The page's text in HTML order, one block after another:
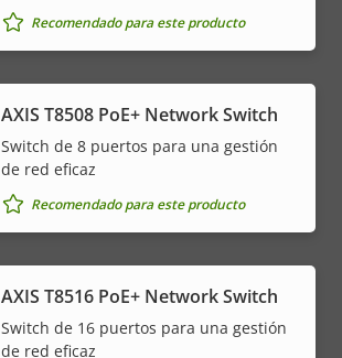
Recomendado para este producto
AXIS T8508 PoE+ Network Switch
Switch de 8 puertos para una gestión
de red eficaz
Recomendado para este producto
AXIS T8516 PoE+ Network Switch
Switch de 16 puertos para una gestión
de red eficaz